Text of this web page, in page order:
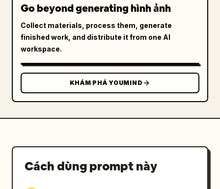
Go beyond generating hình ảnh
Collect materials, process them, generate
finished work, and distribute it from one AI
workspace.
KHÁM PHÁ YOUMIND
Cách dùng prompt này